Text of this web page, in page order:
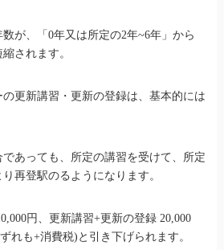
が、「0年又は所定の2年~6年」から
されます。
更新講習・更新の登録は、基本的には
あっても、所定の講習を受けて、所定
再登駅のるようになります。
円、更新講習+更新の登録 20,000
れも+消費税)と引き下げられます。